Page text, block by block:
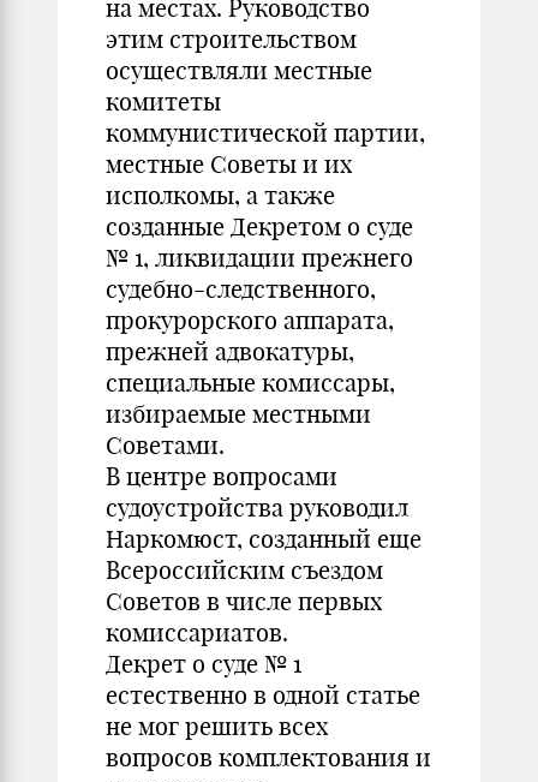
на местах. Руководство
этим строительством
осуществляли местные
комитеты
коммунистической партии,
местные Советы и их
исполкомы, а также
созданные Декретом о суде
№ 1, ликвидации прежнего
судебно-следственного,
прокурорского аппарата,
прежней адвокатуры,
специальные комиссары,
избираемые местными
Советами.
В центре вопросами
судоустройства руководил
Наркомюст, созданный еще
Всероссийским съездом
Советов в числе первых
комиссариатов.
Декрет о суде № 1
естественно в одной статье
не мог решить всех
вопросов комплектования и